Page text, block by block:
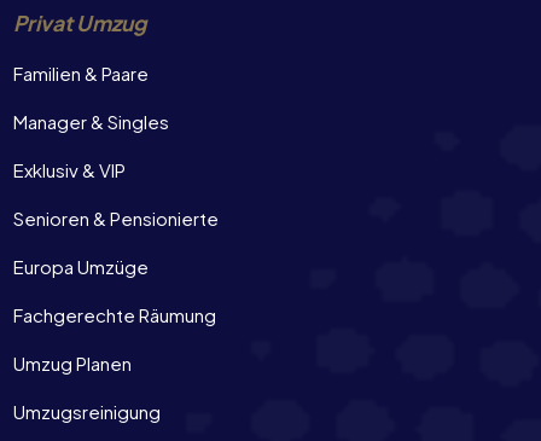
Privat Umzug
Familien & Paare
Manager & Singles
Exklusiv & VIP
Senioren & Pensionierte
Europa Umzüge
Fachgerechte Räumung
Umzug Planen
Umzugsreinigung